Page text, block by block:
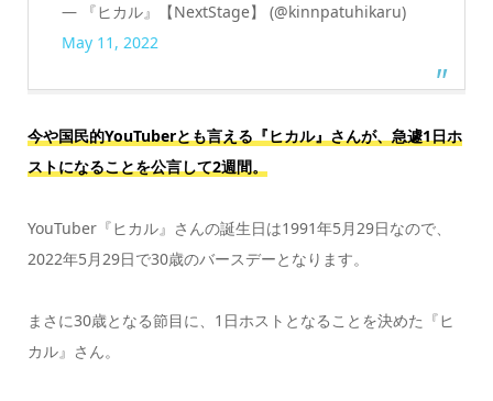
— 『ヒカル』【NextStage】 (@kinnpatuhikaru)
May 11, 2022
今や国民的YouTuberとも言える『ヒカル』さんが、急遽1日ホ
ストになることを公言して2週間。
YouTuber『ヒカル』さんの誕生日は1991年5月29日なので、
2022年5月29日で30歳のバースデーとなります。
まさに30歳となる節目に、1日ホストとなることを決めた『ヒ
カル』さん。